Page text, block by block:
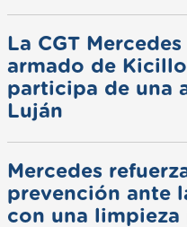
La CGT Mercedes
armado de
participa de una
Luján
Mercedes
prevención ante
con una limpieza